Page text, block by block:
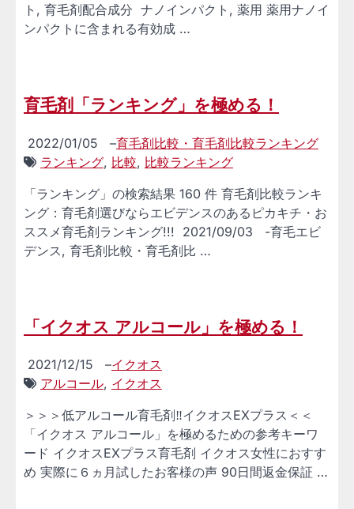
ト, 育毛剤配合成分 ナノインパクト, 薬用 薬用ナノイ
ンパクトに含まれる有効成 …
育毛剤「ランキング」を極める！
2022/01/05 –育毛剤比較・育毛剤比較ランキング
ランキング, 比較, 比較ランキング
「ランキング」の検索結果 160 件 育毛剤比較ランキ
ング：育毛剤選びならエビデンスのあるピカキチ・お
ススメ育毛剤ランキング!!! 2021/09/03 -育毛エビ
デンス, 育毛剤比較・育毛剤比 …
「イクオス アルコール」を極める！
2021/12/15 –イクオス
アルコール, イクオス
＞＞＞低アルコール育毛剤‼イクオスEXプラス＜＜
「イクオス アルコール」を極めるための参考キーワ
ード イクオスEXプラス育毛剤 イクオス女性におすす
め 実際に６ヵ月試したお客様の声 90日間返金保証 …